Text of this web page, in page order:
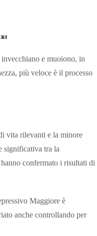
e muoiono, in
più veloce è il processo
vita rilevanti e la minore
significativa tra la
confermato i risultati di
Maggiore è
anche controllando per